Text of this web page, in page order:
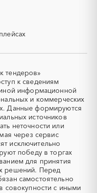
системы)
(установки
скважин)
работы
надзор
пожарные
Эл
AО
область
область
область
край
область
область
область
область
тендеров»
к сведениям
информационной
и коммерческих
Данные формируются
источников
неточности или
через сервис
исключительно
победу в торгах
для принятия
решений. Перед
самостоятельно
совокупности с иными